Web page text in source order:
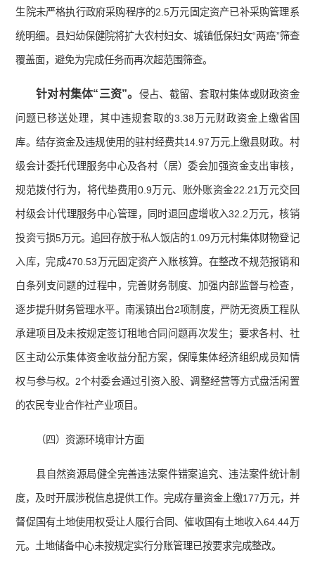
生院未严格执行政府采购程序的2.5万元固定资产已补采购管理系
统明细。县妇幼保健院将扩大农村妇女、城镇低保妇女“两癌”筛查
覆盖面，避免为完成任务而再次超范围筛查。
针对村集体“三资”。 侵占、截留、套取村集体或财政资金
问题已移送处理，其中违规套取的3.38万元财政资金上缴省国
库。结存资金及违规使用的驻村经费共14.97万元上缴县财政。村
级会计委托代理服务中心及各村（居）委会加强资金支出审核，
规范拨付行为，将代垫费用0.9万元、账外账资金22.21万元交回
村级会计代理服务中心管理，同时退回虚增收入32.2万元，核销
投资亏损5万元。追回存放于私人饭店的1.09万元村集体财物登记
入库，完成470.53万元固定资产入账核算。在整改不规范报销和
白条列支问题的过程中，完善财务制度、加强内部监督与检查，
逐步提升财务管理水平。南溪镇出台2项制度，严防无资质工程队
承建项目及未按规定签订租地合同问题再次发生；要求各村、社
区主动公示集体资金收益分配方案，保障集体经济组织成员知情
权与参与权。2个村委会通过引资入股、调整经营等方式盘活闲置
的农民专业合作社产业项目。
（四）资源环境审计方面
县自然资源局健全完善违法案件错案追究、违法案件统计制
度，及时开展涉税信息提供工作。完成存量资金上缴177万元，并
督促国有土地使用权受让人履行合同、催收国有土地收入64.44万
元。土地储备中心未按规定实行分账管理已按要求完成整改。